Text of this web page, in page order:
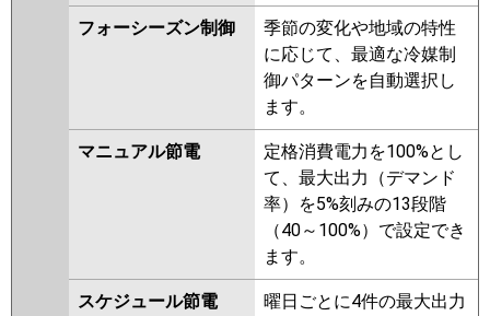
三菱重工
PA-P56B7GNB PA-P56B7GB PA-
PA-P56B7G
P56B6GB PA-P56B6GNB PA-
P56B6GN1 PA-P56B6GA PA-
フォーシーズン制御
季節の変化や地域の特性
に応じて、最適な冷媒制
御パターンを自動選択し
ます。
マニュアル節電
定格消費電力を100%とし
て、最大出力（デマンド
率）を5%刻みの13段階
（40～100%）で設定でき
ます。
スケジュール節電
曜日ごとに4件の最大出力